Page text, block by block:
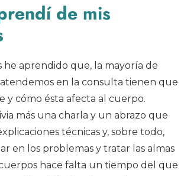
de mis
he aprendido que, la mayoría de
en la consulta tienen que
y cómo ésta afecta al cuerpo.
más una charla y un abrazo que
técnicas y, sobre todo,
en los problemas y tratar las almas
hace falta un tiempo del que